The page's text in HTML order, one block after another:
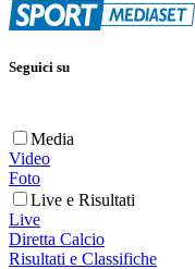
Seguici su
Media
Video
Foto
Live e Risultati
Live
Diretta Calcio
Risultati e Classifiche